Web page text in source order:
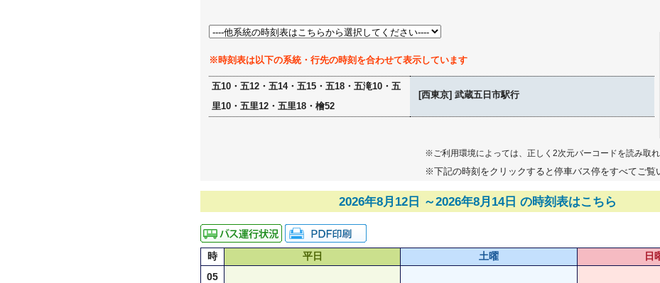
※時刻表は以下の系統・行先の時刻を合わせて表示しています
五10・五12・五14・五15・五18・五滝10・五
里10・五里12・五里18・檜52
[西東京] 武蔵五日市駅行
※ご利用環境によっては、正しく2次元バーコードを読み取れ
※下記の時刻をクリックすると停車バス停をすべてご覧
2026年8月12日 ～2026年8月14日 の時刻表はこちら
時 平日 土曜
日
05